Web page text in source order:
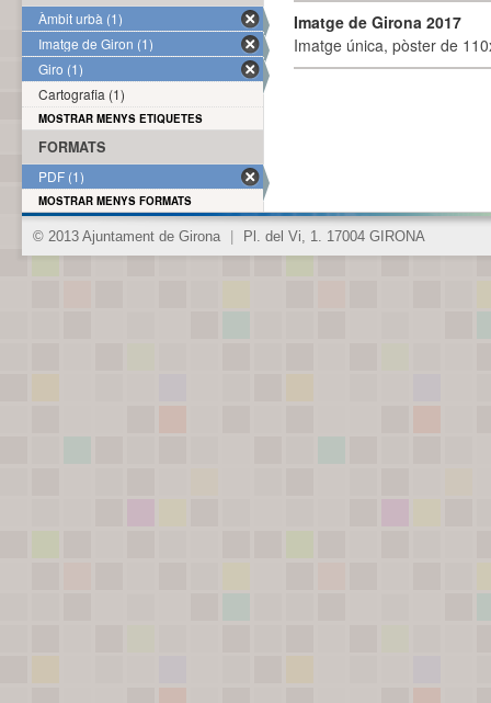
Imatge de Girona 2017
Imatge única, pòster de
Àmbit urbà (1)
Imatge de Giron (1)
Giro (1)
Cartografia (1)
MOSTRAR MENYS ETIQUETES
FORMATS
PDF (1)
MOSTRAR MENYS FORMATS
© 2013 Ajuntament de Girona Pl. del Vi, 1. 17004 GIRONA